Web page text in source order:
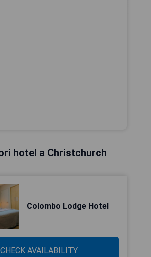
hotel a Christchurch
Colombo Lodge Hotel
CHECK AVAILABILITY